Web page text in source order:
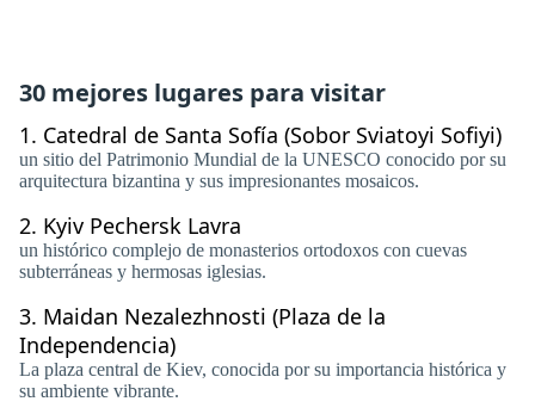
30 mejores lugares para visitar
1. Catedral de Santa Sofía (Sobor Sviatoyi Sofiyi)
un sitio del Patrimonio Mundial de la UNESCO conocido por su
arquitectura bizantina y sus impresionantes mosaicos.
2. Kyiv Pechersk Lavra
un histórico complejo de monasterios ortodoxos con cuevas
subterráneas y hermosas iglesias.
3. Maidan Nezalezhnosti (Plaza de la
Independencia)
La plaza central de Kiev, conocida por su importancia histórica y
su ambiente vibrante.